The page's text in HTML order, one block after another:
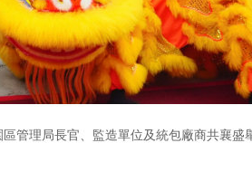
管理局長官、監造單位及統包廠商共襄盛